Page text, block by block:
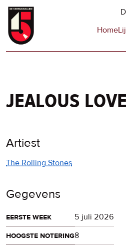
Overslaan
naar
Home
jealous
Artiest
The Rolling Stones
Gegevens
eerste week
5 juli 2026
hoogste notering8